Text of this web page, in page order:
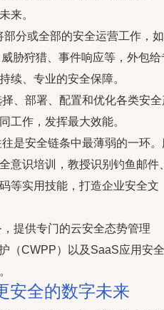
来。
部分或全部的安全运营工作，如
胁狩猎、事件响应等，外包给
续、专业的安全保障。
、部署、配置和优化各类安全
工作，发挥最大效能。
往是安全链条中最薄弱的一环。
意识培训，教授识别钓鱼邮件
等实用技能，打造企业安全文
提供专门的云安全态势管理
（CWPP）以及SaaS应用安全
安全的数字未来